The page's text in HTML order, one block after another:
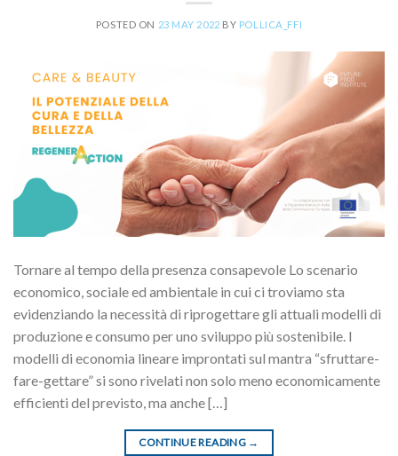
POSTED ON 23 MAY 2022 BY POLLICA_FFI
Tornare al tempo della presenza consapevole Lo scenario
economico, sociale ed ambientale in cui ci troviamo sta
evidenziando la necessità di riprogettare gli attuali modelli di
produzione e consumo per uno sviluppo più sostenibile. I
modelli di economia lineare improntati sul mantra “sfruttare-
fare-gettare” si sono rivelati non solo meno economicamente
efficienti del previsto, ma anche […]
CONTINUE READING →